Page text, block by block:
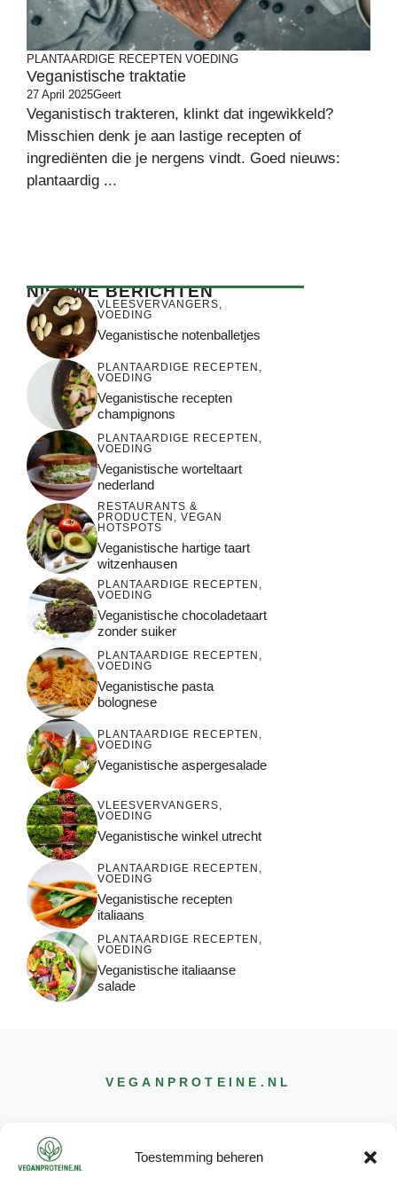
Toestemming beheren
PLANTAARDIGE RECEPTEN VOEDING
Veganistische traktatie
27 April 2025Geert
Veganistisch trakteren, klinkt dat ingewikkeld?
Misschien denk je aan lastige recepten of
ingrediënten die je nergens vindt. Goed nieuws:
plantaardig ...
NIEUWE BERICHTEN
VLEESVERVANGERS,
VOEDING
Veganistische notenballetjes
PLANTAARDIGE RECEPTEN ,
VOEDING
Veganistische recepten
champignons
PLANTAARDIGE RECEPTEN ,
VOEDING
Veganistische worteltaart
nederland
RESTAURANTS &
PRODUCTEN , VEGAN
HOTSPOTS
Veganistische hartige taart
witzenhausen
PLANTAARDIGE RECEPTEN ,
VOEDING
Veganistische chocoladetaart
zonder suiker
PLANTAARDIGE RECEPTEN ,
VOEDING
Veganistische pasta
bolognese
PLANTAARDIGE RECEPTEN ,
VOEDING
Veganistische aspergesalade
VLEESVERVANGERS,
VOEDING
Veganistische winkel utrecht
PLANTAARDIGE RECEPTEN ,
VOEDING
Veganistische recepten
italiaans
PLANTAARDIGE RECEPTEN ,
VOEDING
Veganistische italiaanse
salade
VEGANPROTEINE .NL